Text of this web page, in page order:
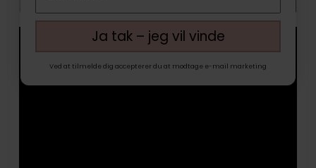
Ja tak – jeg vil vinde
Ved at tilmelde dig accepterer du at modtage e-mail marketing